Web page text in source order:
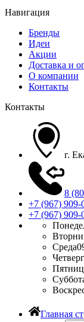
Навигация
Бренды
Идеи
Акции
Доставка и
О компании
Контакты
Контакты
г.
8
+7 (967) 909-
+7 (967) 909-
Среда
Четверг
Главная